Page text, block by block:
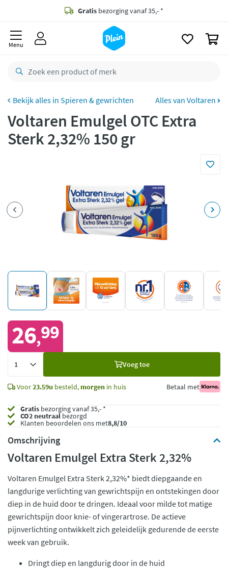
Gratis bezorging vanaf 35,- *
besteld,
retourneren
CO2 neutraal
Betaal met Klarna
Menu
Spieren & gewrichten Alles van Voltaren
Voltaren Emulgel OTC Extra
Sterk 2,32% 150 gr
26,99
Voeg toe
Voor23.59u besteld, morgen in huis Betaal met
Gratis bezorging vanaf 35,- *
CO2 neutraalbezorgd
Klanten beoordelen ons met8,8/10
Omschrijving
Voltaren Emulgel Extra Sterk 2,32%
Voltaren Emulgel Extra Sterk 2,32%* biedt diepgaande en
langdurige verlichting van gewrichtspijn en ontstekingen door
diep in de huid door te dringen. Ideaal voor milde tot matige
gewrichtspijn door knie- of vingerartrose. De actieve
pijnverlichting ontwikkelt zich geleidelijk gedurende de eerste
week van gebruik.
Dringt diep en langdurig door in de huid